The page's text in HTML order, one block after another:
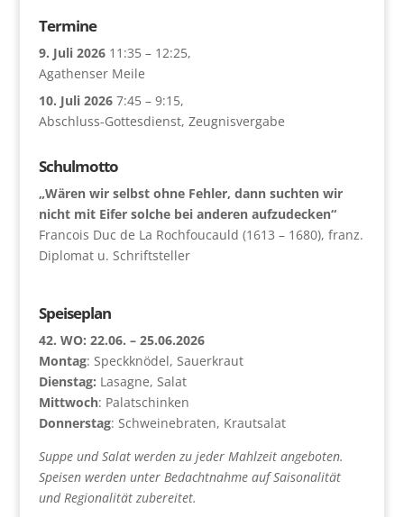
Termine
9. Juli 2026 11:35 – 12:25,
Agathenser Meile
10. Juli 2026 7:45 – 9:15,
Abschluss-Gottesdienst, Zeugnisvergabe
Schulmotto
„Wären wir selbst ohne Fehler, dann suchten wir
nicht mit Eifer solche bei anderen aufzudecken“
Francois Duc de La Rochfoucauld (1613 – 1680), franz.
Diplomat u. Schriftsteller
Speiseplan
42. WO: 22.06. – 25.06.2026
Montag: Speckknödel, Sauerkraut
Dienstag: Lasagne, Salat
Mittwoch: Palatschinken
Donnerstag: Schweinebraten, Krautsalat
Suppe und Salat werden zu jeder Mahlzeit angeboten.
Speisen werden unter Bedachtnahme auf Saisonalität
und Regionalität zubereitet.